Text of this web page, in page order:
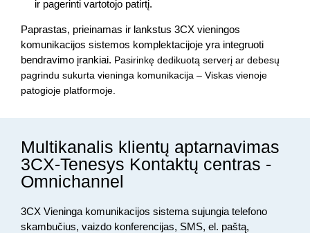
ir pagerinti vartotojo patirtį.
Paprastas, prieinamas ir lankstus 3CX vieningos
komunikacijos sistemos komplektacijoje yra integruoti
bendravimo įrankiai. Pasirinkę dedikuotą serverį ar debesų
pagrindu sukurta vieninga komunikacija – Viskas vienoje
patogioje platformoje.
Multikanalis klientų aptarnavimas
3CX-Tenesys Kontaktų centras -
Omnichannel
3CX Vieninga komunikacijos sistema sujungia telefono
skambučius, vaizdo konferencijas, SMS, el. paštą,